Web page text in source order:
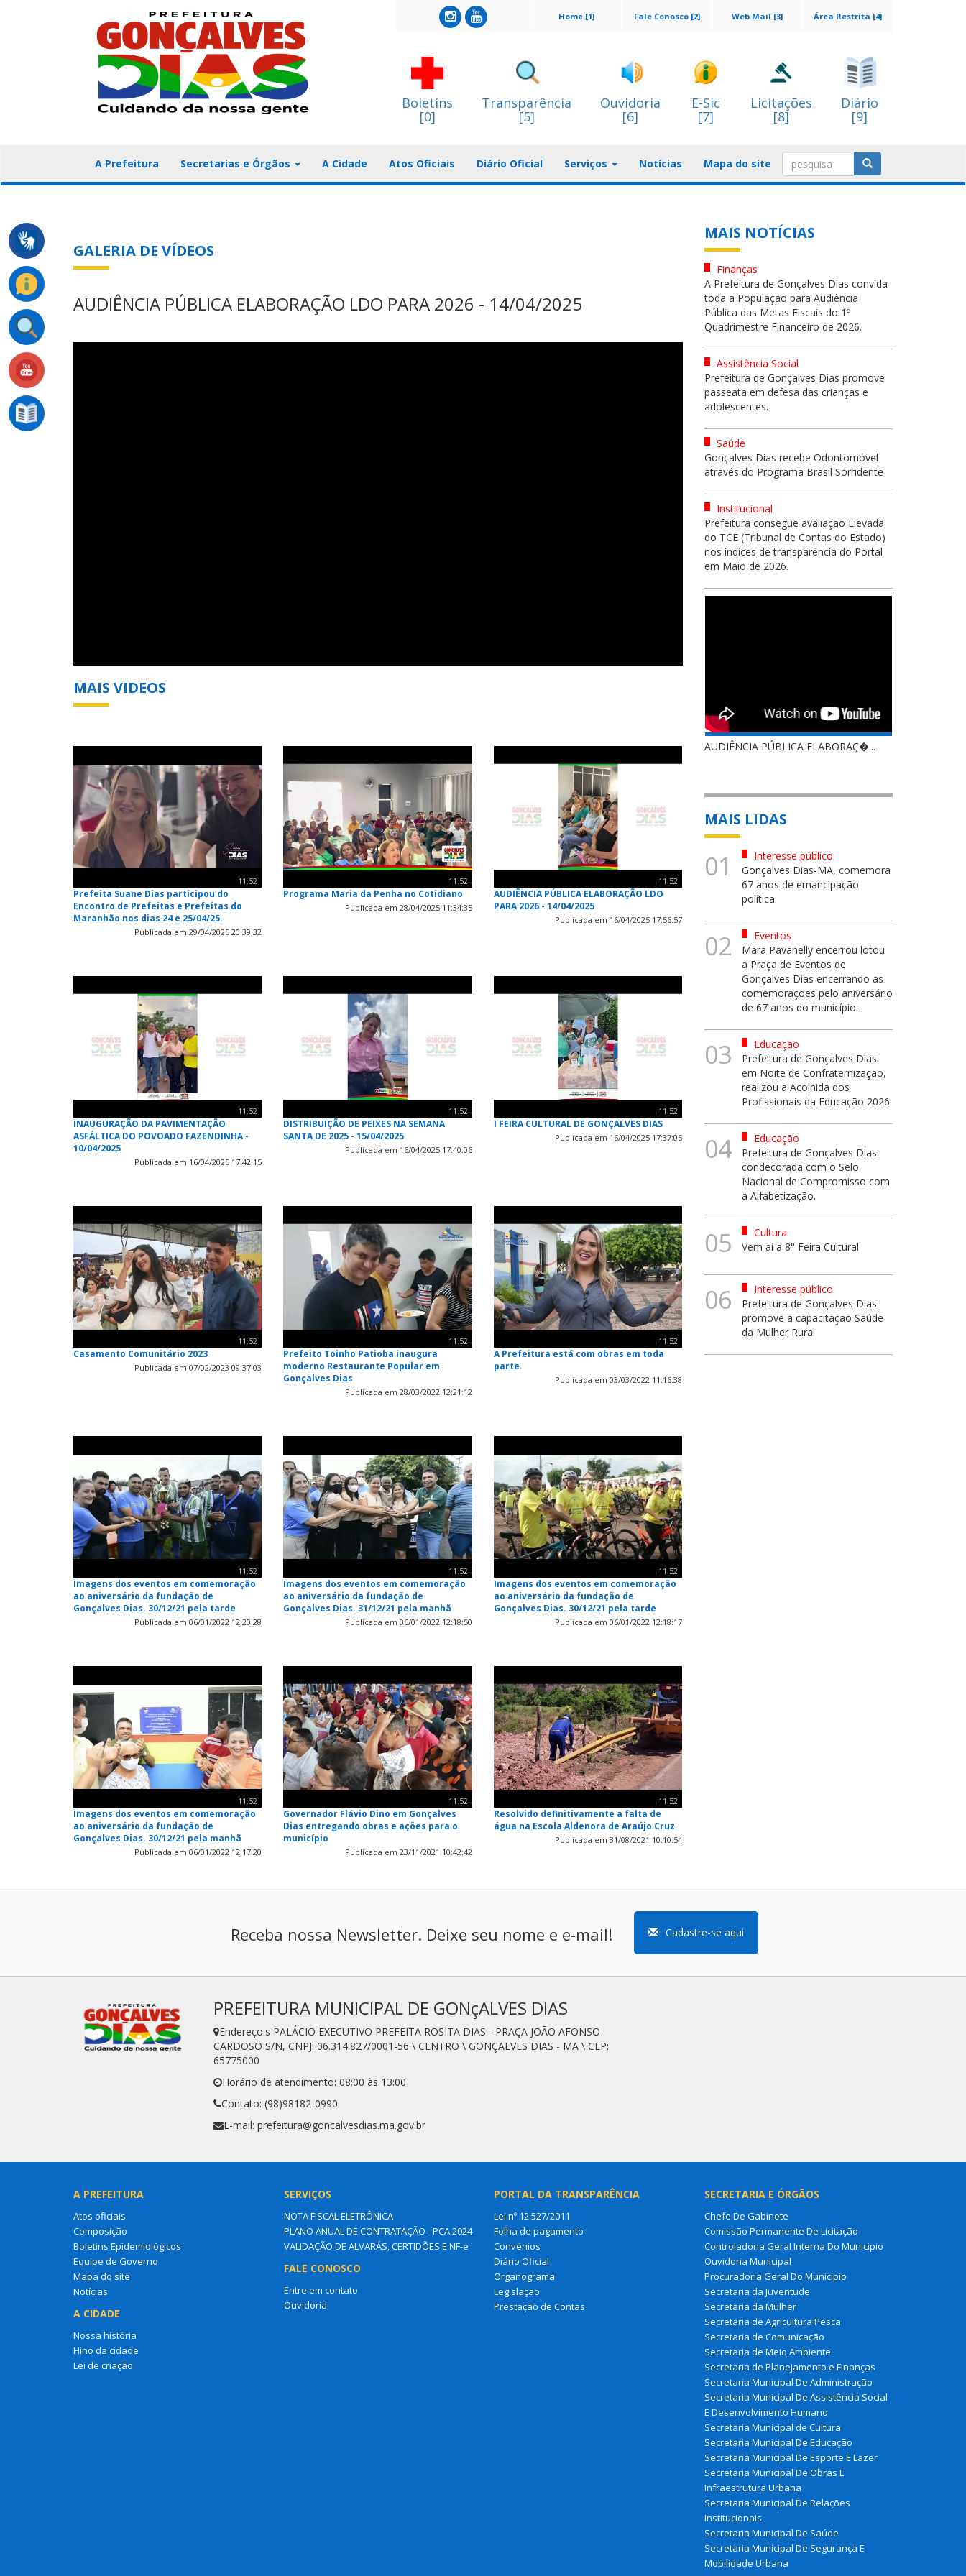
Área Restrita [4]
Web Mail [3]
Fale Conosco [2]
Home [1]
Boletins
[0]
Transparência
[5]
Ouvidoria
[6]
E-Sic
[7]
Licitações
[8]
Diário
[9]
A Prefeitura Secretarias e Órgãos A Cidade Atos Oficiais Diário Oficial Serviços Notícias Mapa do site
GALERIA DE VÍDEOS
AUDIÊNCIA PÚBLICA ELABORAÇÃO LDO PARA 2026 - 14/04/2025
MAIS VIDEOS
11:52
Prefeita Suane Dias participou do
Encontro de Prefeitas e Prefeitas do
Maranhão nos dias 24 e 25/04/25.
Publicada em 29/04/2025 20:39:32
11:52
Programa Maria da Penha no Cotidiano
Publicada em 28/04/2025 11:34:35
11:52
AUDIÊNCIA PÚBLICA ELABORAÇÃO LDO
PARA 2026 - 14/04/2025
Publicada em 16/04/2025 17:56:57
11:52
INAUGURAÇÃO DA PAVIMENTAÇÃO
ASFÁLTICA DO POVOADO FAZENDINHA -
10/04/2025
Publicada em 16/04/2025 17:42:15
11:52
DISTRIBUIÇÃO DE PEIXES NA SEMANA
SANTA DE 2025 - 15/04/2025
Publicada em 16/04/2025 17:40:06
11:52
I FEIRA CULTURAL DE GONÇALVES DIAS
Publicada em 16/04/2025 17:37:05
11:52
Casamento Comunitário 2023
Publicada em 07/02/2023 09:37:03
11:52
Prefeito Toinho Patioba inaugura
moderno Restaurante Popular em
Gonçalves Dias
Publicada em 28/03/2022 12:21:12
11:52
A Prefeitura está com obras em toda
parte.
Publicada em 03/03/2022 11:16:38
11:52
Imagens dos eventos em comemoração
ao aniversário da fundação de
Gonçalves Dias. 30/12/21 pela tarde
Publicada em 06/01/2022 12:20:28
11:52
Imagens dos eventos em comemoração
ao aniversário da fundação de
Gonçalves Dias. 31/12/21 pela manhã
Publicada em 06/01/2022 12:18:50
11:52
Imagens dos eventos em comemoração
ao aniversário da fundação de
Gonçalves Dias. 30/12/21 pela tarde
Publicada em 06/01/2022 12:18:17
11:52
Imagens dos eventos em comemoração
ao aniversário da fundação de
Gonçalves Dias. 30/12/21 pela manhã
Publicada em 06/01/2022 12:17:20
11:52
Governador Flávio Dino em Gonçalves
Dias entregando obras e ações para o
município
Publicada em 23/11/2021 10:42:42
11:52
Resolvido definitivamente a falta de
água na Escola Aldenora de Araújo Cruz
Publicada em 31/08/2021 10:10:54
MAIS NOTÍCIAS
Finanças
A Prefeitura de Gonçalves Dias convida
toda a População para Audiência
Pública das Metas Fiscais do 1º
Quadrimestre Financeiro de 2026.
Assistência Social
Prefeitura de Gonçalves Dias promove
passeata em defesa das crianças e
adolescentes.
Saúde
Gonçalves Dias recebe Odontomóvel
através do Programa Brasil Sorridente
Institucional
Prefeitura consegue avaliação Elevada
do TCE (Tribunal de Contas do Estado)
nos índices de transparência do Portal
em Maio de 2026.
AUDIÊNCIA PÚBLICA ELABORAÇ�...
MAIS LIDAS
01
Interesse público
Gonçalves Dias-MA, comemora
67 anos de emancipação
política.
02
Eventos
Mara Pavanelly encerrou lotou
a Praça de Eventos de
Gonçalves Dias encerrando as
comemorações pelo aniversário
de 67 anos do município.
03
Educação
Prefeitura de Gonçalves Dias
em Noite de Confraternização,
realizou a Acolhida dos
Profissionais da Educação 2026.
04
Educação
Prefeitura de Gonçalves Dias
condecorada com o Selo
Nacional de Compromisso com
a Alfabetização.
05
Cultura
Vem aí a 8° Feira Cultural
06
Interesse público
Prefeitura de Gonçalves Dias
promove a capacitação Saúde
da Mulher Rural
Receba nossa Newsletter. Deixe seu nome e e-mail! Cadastre-se aqui
PREFEITURA MUNICIPAL DE GONçALVES DIAS
Endereço:s PALÁCIO EXECUTIVO PREFEITA ROSITA DIAS - PRAÇA JOÃO AFONSO
CARDOSO S/N, CNPJ: 06.314.827/0001-56 \ CENTRO \ GONÇALVES DIAS - MA \ CEP:
65775000
Horário de atendimento: 08:00 às 13:00
Contato: (98)98182-0990
E-mail: prefeitura@goncalvesdias.ma.gov.br
A PREFEITURA
Atos oficiais
Composição
Boletins Epidemiológicos
Equipe de Governo
Mapa do site
Notícias
A CIDADE
Nossa história
Hino da cidade
Lei de criação
SERVIÇOS
NOTA FISCAL ELETRÔNICA
PLANO ANUAL DE CONTRATAÇÃO - PCA 2024
VALIDAÇÃO DE ALVARÁS, CERTIDÕES E NF-e
FALE CONOSCO
Entre em contato
Ouvidoria
PORTAL DA TRANSPARÊNCIA
Lei nº 12.527/2011
Folha de pagamento
Convênios
Diário Oficial
Organograma
Legislação
Prestação de Contas
SECRETARIA E ÓRGÃOS
Chefe De Gabinete
Comissão Permanente De Licitação
Controladoria Geral Interna Do Municipio
Ouvidoria Municipal
Procuradoria Geral Do Município
Secretaria da Juventude
Secretaria da Mulher
Secretaria de Agricultura Pesca
Secretaria de Comunicação
Secretaria de Meio Ambiente
Secretaria de Planejamento e Finanças
Secretaria Municipal De Administração
Secretaria Municipal De Assistência Social
E Desenvolvimento Humano
Secretaria Municipal de Cultura
Secretaria Municipal De Educação
Secretaria Municipal De Esporte E Lazer
Secretaria Municipal De Obras E
Infraestrutura Urbana
Secretaria Municipal De Relações
Institucionais
Secretaria Municipal De Saúde
Secretaria Municipal De Segurança E
Mobilidade Urbana